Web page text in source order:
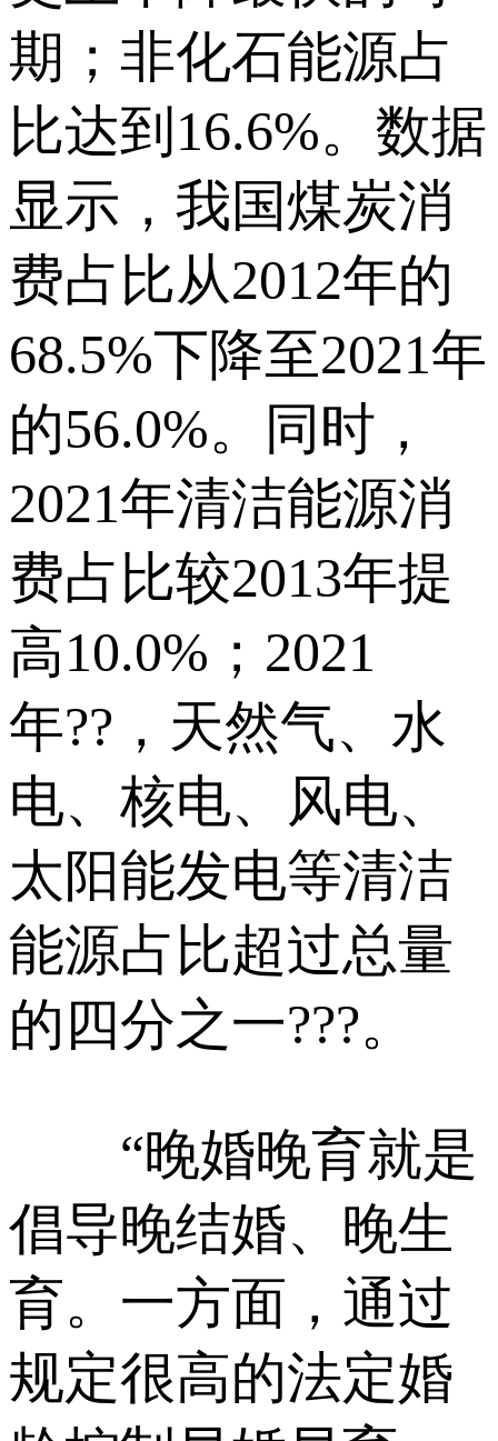
期；非化石能源占
比达到16.6%。数据
显示，我国煤炭消
费占比从2012年的
68.5%下降至2021年
的56.0%。同时，
2021年清洁能源消
费占比较2013年提
高10.0%；2021
年??，天然气、水
电、核电、风电、
太阳能发电等清洁
能源占比超过总量
的四分之一???。
“晚婚晚育就是
倡导晚结婚、晚生
育。一方面，通过
规定很高的法定婚